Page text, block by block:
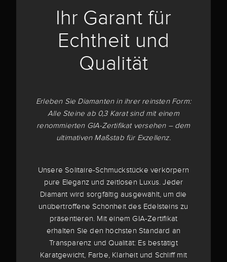
Ihr Garant für
Echtheit und
Qualität
Erleben Sie Diamanten in ihrer reinsten Form:
Alle Steine ab 0,3 Karat sind mit einem
renommierten GIA-Zertifikat versehen – dem
ultimativen Maßstab für Exzellenz.
Unsere Solitaire-Schmuckstücke verkörpern
pure Eleganz und zeitlosen Luxus. Jeder
Diamant wird sorgfältig ausgewählt, um die
unübertroffene Schönheit des Edelsteins zu
präsentieren. Mit einem GIA-Zertifikat
erhalten Sie den höchsten Standard an
Transparenz und Qualität: Es bestätigt
Karatgewicht, Farbe, Klarheit und Schliff mit